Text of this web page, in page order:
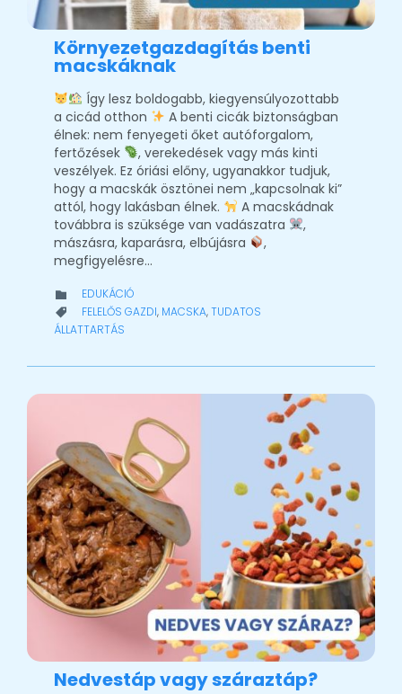
Környezetgazdagítás benti
macskáknak
Így lesz boldogabb, kiegyensúlyozottabb
a cicád otthon
A benti cicák biztonságban
élnek: nem fenyegeti őket autóforgalom,
fertőzések
, verekedések vagy más kinti
veszélyek. Ez óriási előny, ugyanakkor tudjuk,
hogy a macskák ösztönei nem „kapcsolnak ki”
attól, hogy lakásban élnek.
A macskádnak
továbbra is szüksége van vadászatra
,
mászásra, kaparásra, elbújásra
,
megfigyelésre…
 CATEGORY
EDUKÁCIÓ
 CATEGORY
FELELŐS GAZDI, MACSKA,TUDATOS
ÁLLATTARTÁS
Nedvestáp vagy száraztáp?